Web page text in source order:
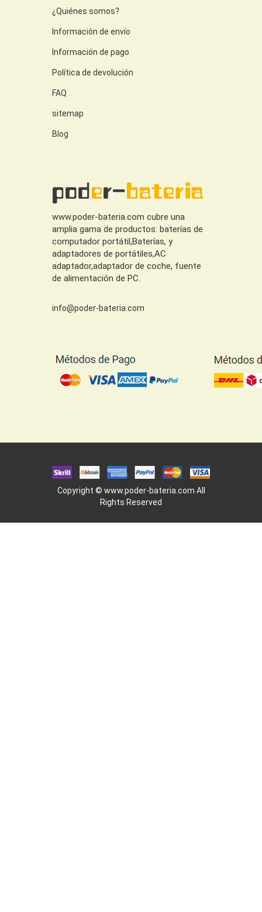
¿Quiénes somos?
Información de envío
Información de pago
Política de devolución
FAQ
sitemap
Blog
www.poder-bateria.com cubre una
amplia gama de productos: baterías de
computador portátil,Baterías, y
adaptadores de portátiles,AC
adaptador,adaptador de coche, fuente
de alimentación de PC.
info@poder-bateria.com
Copyright © www.poder-bateria.com All
Rights Reserved